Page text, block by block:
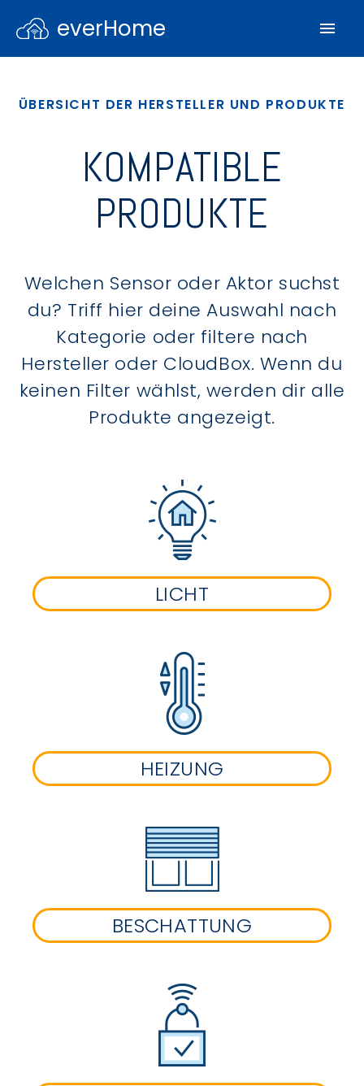
everHome
ÜBERSICHT DER HERSTELLER UND PRODUKTE
KOMPATIBLE
PRODUKTE
Welchen Sensor oder Aktor suchst
du? Triff hier deine Auswahl nach
Kategorie oder filtere nach
Hersteller oder CloudBox. Wenn du
keinen Filter wählst, werden dir alle
Produkte angezeigt.
LICHT
HEIZUNG
BESCHATTUNG